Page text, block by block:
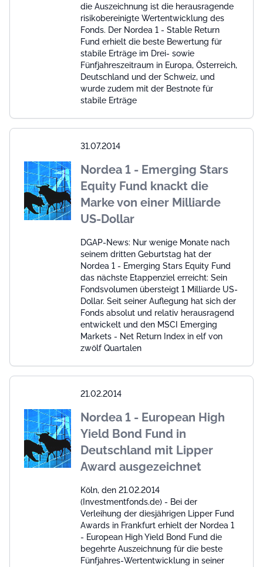
die Auszeichnung ist die herausragende
risikobereinigte Wertentwicklung des
Fonds. Der Nordea 1 - Stable Return
Fund erhielt die beste Bewertung für
stabile Erträge im Drei- sowie
Fünfjahreszeitraum in Europa, Österreich,
Deutschland und der Schweiz, und
wurde zudem mit der Bestnote für
stabile Erträge
31.07.2014
Nordea 1 - Emerging Stars
Equity Fund knackt die
Marke von einer Milliarde
US-Dollar
DGAP-News: Nur wenige Monate nach
seinem dritten Geburtstag hat der
Nordea 1 - Emerging Stars Equity Fund
das nächste Etappenziel erreicht: Sein
Fondsvolumen übersteigt 1 Milliarde US-
Dollar. Seit seiner Auflegung hat sich der
Fonds absolut und relativ herausragend
entwickelt und den MSCI Emerging
Markets - Net Return Index in elf von
zwölf Quartalen
21.02.2014
Nordea 1 - European High
Yield Bond Fund in
Deutschland mit Lipper
Award ausgezeichnet
Köln, den 21.02.2014
(Investmentfonds.de) - Bei der
Verleihung der diesjährigen Lipper Fund
Awards in Frankfurt erhielt der Nordea 1
- European High Yield Bond Fund die
begehrte Auszeichnung für die beste
Fünfjahres-Wertentwicklung in seiner